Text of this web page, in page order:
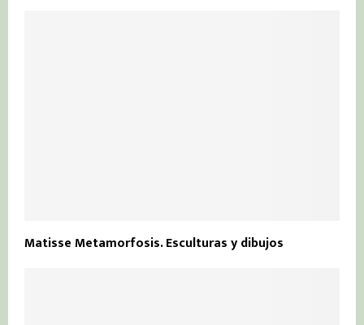
Matisse Metamorfosis. Esculturas y dibujos